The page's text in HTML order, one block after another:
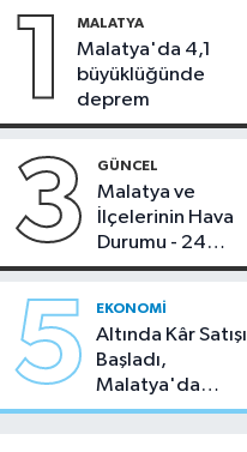
1 MALATYA
Malatya'da 4,1
büyüklüğünde
deprem
3 GÜNCEL
Malatya ve
İlçelerinin Hava
Durumu - 24
Temmuz 2026
5 EKONOMI
Altında Kâr Satışı
Başladı,
Malatya'da
Makas Ne